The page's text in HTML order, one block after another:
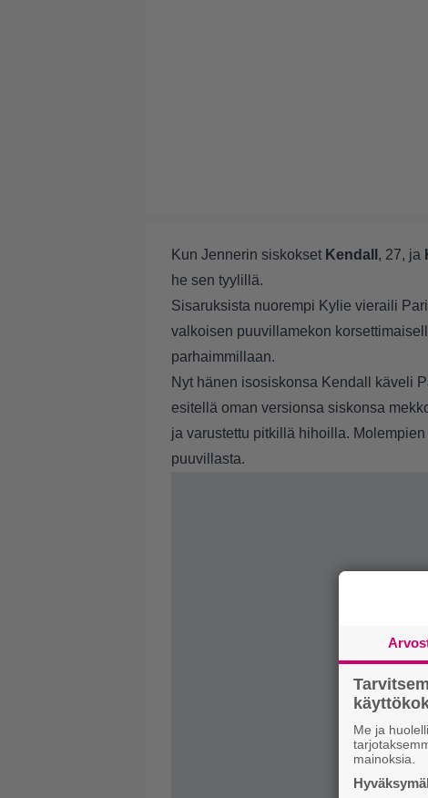
Kun Jennerin siskokset Kendall , 27, ja
he sen tyylillä.
Sisaruksista nuorempi Kylie vieraili
valkoisen puuvillamekon
parhaimmillaan.
Nyt hänen isosiskonsa Kendall käveli
esitellä oman versionsa siskonsa
ja varustettu pitkillä hihoilla.
puuvillasta.
Me ja
mainoksia.